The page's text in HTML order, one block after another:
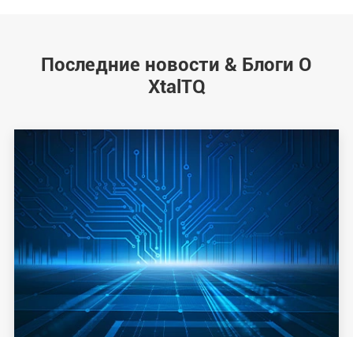
Последние новости & Блоги О
XtalTQ